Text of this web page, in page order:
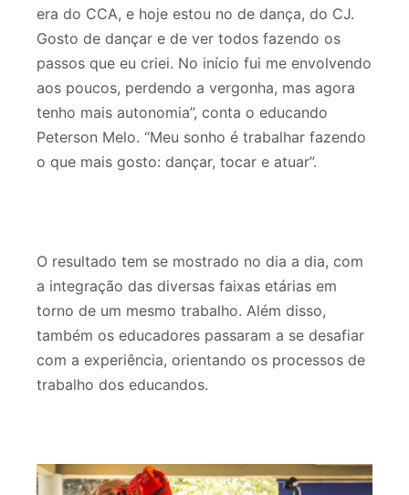
era do CCA, e hoje estou no de dança, do CJ.
Gosto de dançar e de ver todos fazendo os
passos que eu criei. No início fui me envolvendo
aos poucos, perdendo a vergonha, mas agora
tenho mais autonomia”, conta o educando
Peterson Melo. “Meu sonho é trabalhar fazendo
o que mais gosto: dançar, tocar e atuar”.
O resultado tem se mostrado no dia a dia, com
a integração das diversas faixas etárias em
torno de um mesmo trabalho. Além disso,
também os educadores passaram a se desafiar
com a experiência, orientando os processos de
trabalho dos educandos.